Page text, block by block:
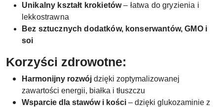
Unikalny kształt krokietów– łatwa do gryzienia i
lekkostrawna
Bez sztucznych dodatków, konserwantów, GMO i
soi
Korzyści zdrowotne:
Harmonijny rozwój dzięki zoptymalizowanej
zawartości energii, białka i tłuszczu
Wsparcie dla stawów i kości – dzięki glukozaminie z